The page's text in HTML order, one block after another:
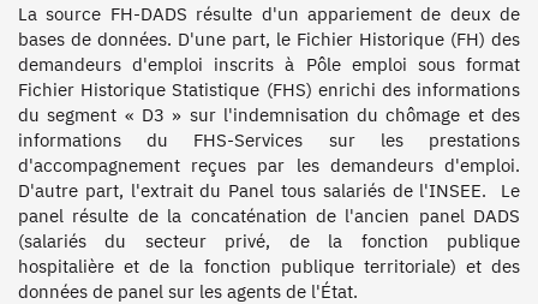
La source FH-DADS résulte d'un appariement de deux de
bases de données. D'une part, le Fichier Historique (FH) des
demandeurs d'emploi inscrits à Pôle emploi sous format
Fichier Historique Statistique (FHS) enrichi des informations
du segment « D3 » sur l'indemnisation du chômage et des
informations du FHS-Services sur les prestations
d'accompagnement reçues par les demandeurs d'emploi.
D'autre part, l'extrait du Panel tous salariés de l'INSEE.  Le
panel résulte de la concaténation de l'ancien panel DADS
(salariés du secteur privé, de la fonction publique
hospitalière et de la fonction publique territoriale) et des
données de panel sur les agents de l'État.